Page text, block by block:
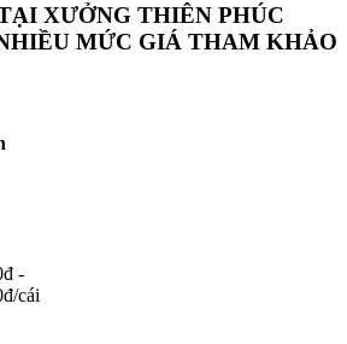
XƯỞNG THIÊN PHÚC
MỨC GIÁ THAM KHẢO
-
cái